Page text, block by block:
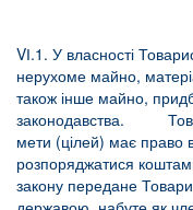
VІ.1. У власності
нерухоме майно,
також інше майно,
законодавства.
мети (цілей) має право
розпоряджатися
закону передане